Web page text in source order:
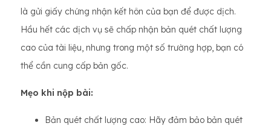
là gửi giấy chứng nhận kết hôn của bạn để được dịch.
Hầu hết các dịch vụ sẽ chấp nhận bản quét chất lượng
cao của tài liệu, nhưng trong một số trường hợp, bạn có
thể cần cung cấp bản gốc.
Mẹo khi nộp bài:
Bản quét chất lượng cao: Hãy đảm bảo bản quét